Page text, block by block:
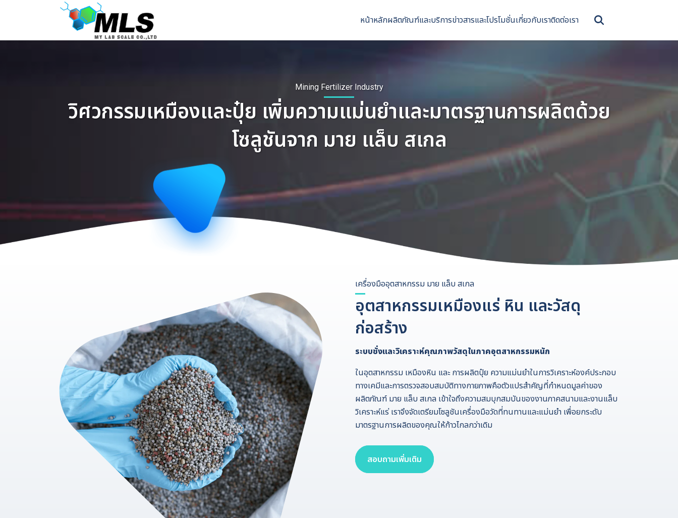
หน้าหลักผลิตภัณฑ์และบริการข่าวสารและโปรโมชั่นเกี่ยวกับเราติดต่อเรา
Mining Fertilizer Industry
วิศวกรรมเหมืองและปุ๋ย เพิ่มความแม่นยำและมาตรฐานการผลิตด้วย
โซลูชันจาก มาย แล็บ สเกล
เครื่องมืออุตสาหกรรม มาย แล็บ สเกล
อุตสาหกรรมเหมืองแร่ หิน และวัสดุ
ก่อสร้าง
ระบบชั่งและวิเคราะห์คุณภาพวัสดุในภาคอุตสาหกรรมหนัก
ในอุตสาหกรรม เหมืองหิน และ การผลิตปุ๋ย ความแม่นยำในการวิเคราะห์องค์ประกอบ
ทางเคมีและการตรวจสอบสมบัติทางกายภาพคือตัวแปรสำคัญที่กำหนดมูลค่าของ
ผลิตภัณฑ์ มาย แล็บ สเกล เข้าใจถึงความสมบุกสมบันของงานภาคสนามและงานแล็บ
วิเคราะห์แร่ เราจึงจัดเตรียมโซลูชันเครื่องมือวัดที่ทนทานและแม่นยำ เพื่อยกระดับ
มาตรฐานการผลิตของคุณให้ก้าวไกลกว่าเดิม
สอบถามเพิ่มเติม